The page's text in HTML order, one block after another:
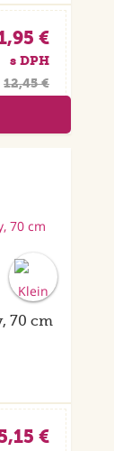
€
s DPH
12,45 €
70 cm
€